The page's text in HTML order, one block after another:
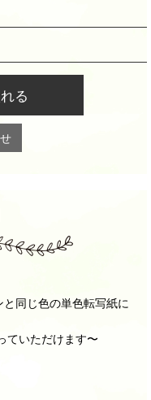
る
同じ色の単色転写紙に
ていただけます〜